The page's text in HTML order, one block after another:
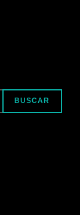
BUSCAR